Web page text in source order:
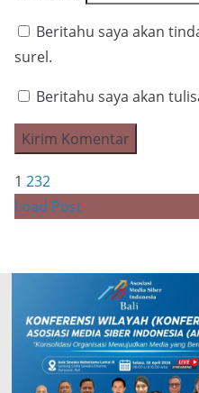
Beritahu saya akan
surel.
Beritahu saya akan
1 232
Load Post